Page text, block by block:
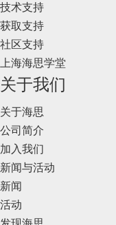
技术支持
获取支持
社区支持
上海海思学堂
关于我们
关于海思
公司简介
加入我们
新闻与活动
新闻
活动